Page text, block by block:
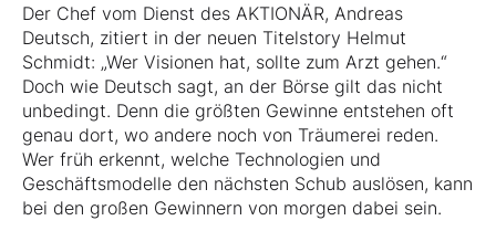
Der Chef vom Dienst des AKTIONÄR, Andreas
Deutsch, zitiert in der neuen Titelstory Helmut
Schmidt: „Wer Visionen hat, sollte zum Arzt gehen.“
Doch wie Deutsch sagt, an der Börse gilt das nicht
unbedingt. Denn die größten Gewinne entstehen oft
genau dort, wo andere noch von Träumerei reden.
Wer früh erkennt, welche Technologien und
Geschäftsmodelle den nächsten Schub auslösen, kann
bei den großen Gewinnern von morgen dabei sein.